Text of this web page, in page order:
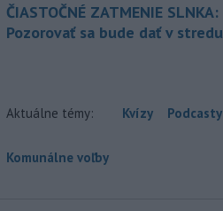
ČIASTOČNÉ ZATMENIE SLNKA:
Pozorovať sa bude dať v stredu
Aktuálne témy: Kvízy Podcasty
Komunálne voľby